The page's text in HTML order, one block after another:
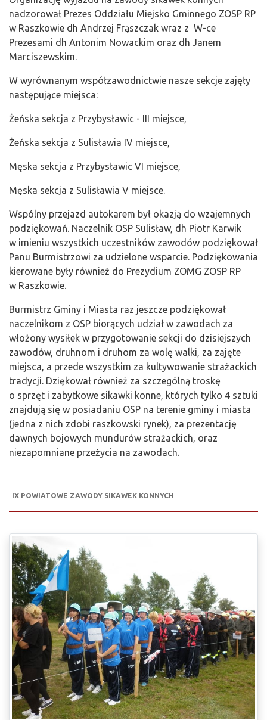
nadzorował Prezes Oddziału Miejsko Gminnego ZOSP RP
w Raszkowie dh Andrzej Frąszczak wraz z W-ce
Prezesami dh Antonim Nowackim oraz dh Janem
Marciszewskim.
W wyrównanym współzawodnictwie nasze sekcje zajęły
następujące miejsca:
Żeńska sekcja z Przybysławic - III miejsce,
Żeńska sekcja z Sulisławia IV miejsce,
Męska sekcja z Przybysławic VI miejsce,
Męska sekcja z Sulisławia V miejsce.
Wspólny przejazd autokarem był okazją do wzajemnych
podziękowań. Naczelnik OSP Sulisław, dh Piotr Karwik
w imieniu wszystkich uczestników zawodów podziękował
Panu Burmistrzowi za udzielone wsparcie. Podziękowania
kierowane były również do Prezydium ZOMG ZOSP RP
w Raszkowie.
Burmistrz Gminy i Miasta raz jeszcze podziękował
naczelnikom z OSP biorących udział w zawodach za
włożony wysiłek w przygotowanie sekcji do dzisiejszych
zawodów, druhnom i druhom za wolę walki, za zajęte
miejsca, a przede wszystkim za kultywowanie strażackich
tradycji. Dziękował również za szczególną troskę
o sprzęt i zabytkowe sikawki konne, których tylko 4 sztuki
znajdują się w posiadaniu OSP na terenie gminy i miasta
(jedna z nich zdobi raszkowski rynek), za prezentację
dawnych bojowych mundurów strażackich, oraz
niezapomniane przeżycia na zawodach.
IX POWIATOWE ZAWODY SIKAWEK KONNYCH